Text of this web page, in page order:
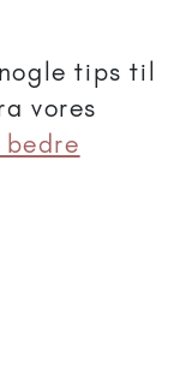
tips til
vores